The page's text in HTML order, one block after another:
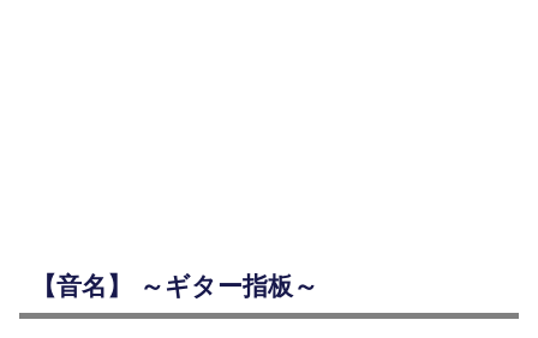
【音名】 ～ギター指板～